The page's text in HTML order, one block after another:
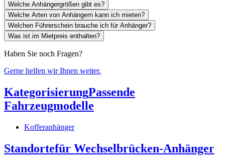
Welche Anhängergrößen gibt es?
Welche Arten von Anhängern kann ich mieten?
Welchen Führerschein brauche ich für Anhänger?
Was ist im Mietpreis enthalten?
Haben Sie noch Fragen?
Gerne helfen wir Ihnen weiter.
KategorisierungPassende
Fahrzeugmodelle
Kofferanhänger
Standortefür Wechselbrücken-Anhänger